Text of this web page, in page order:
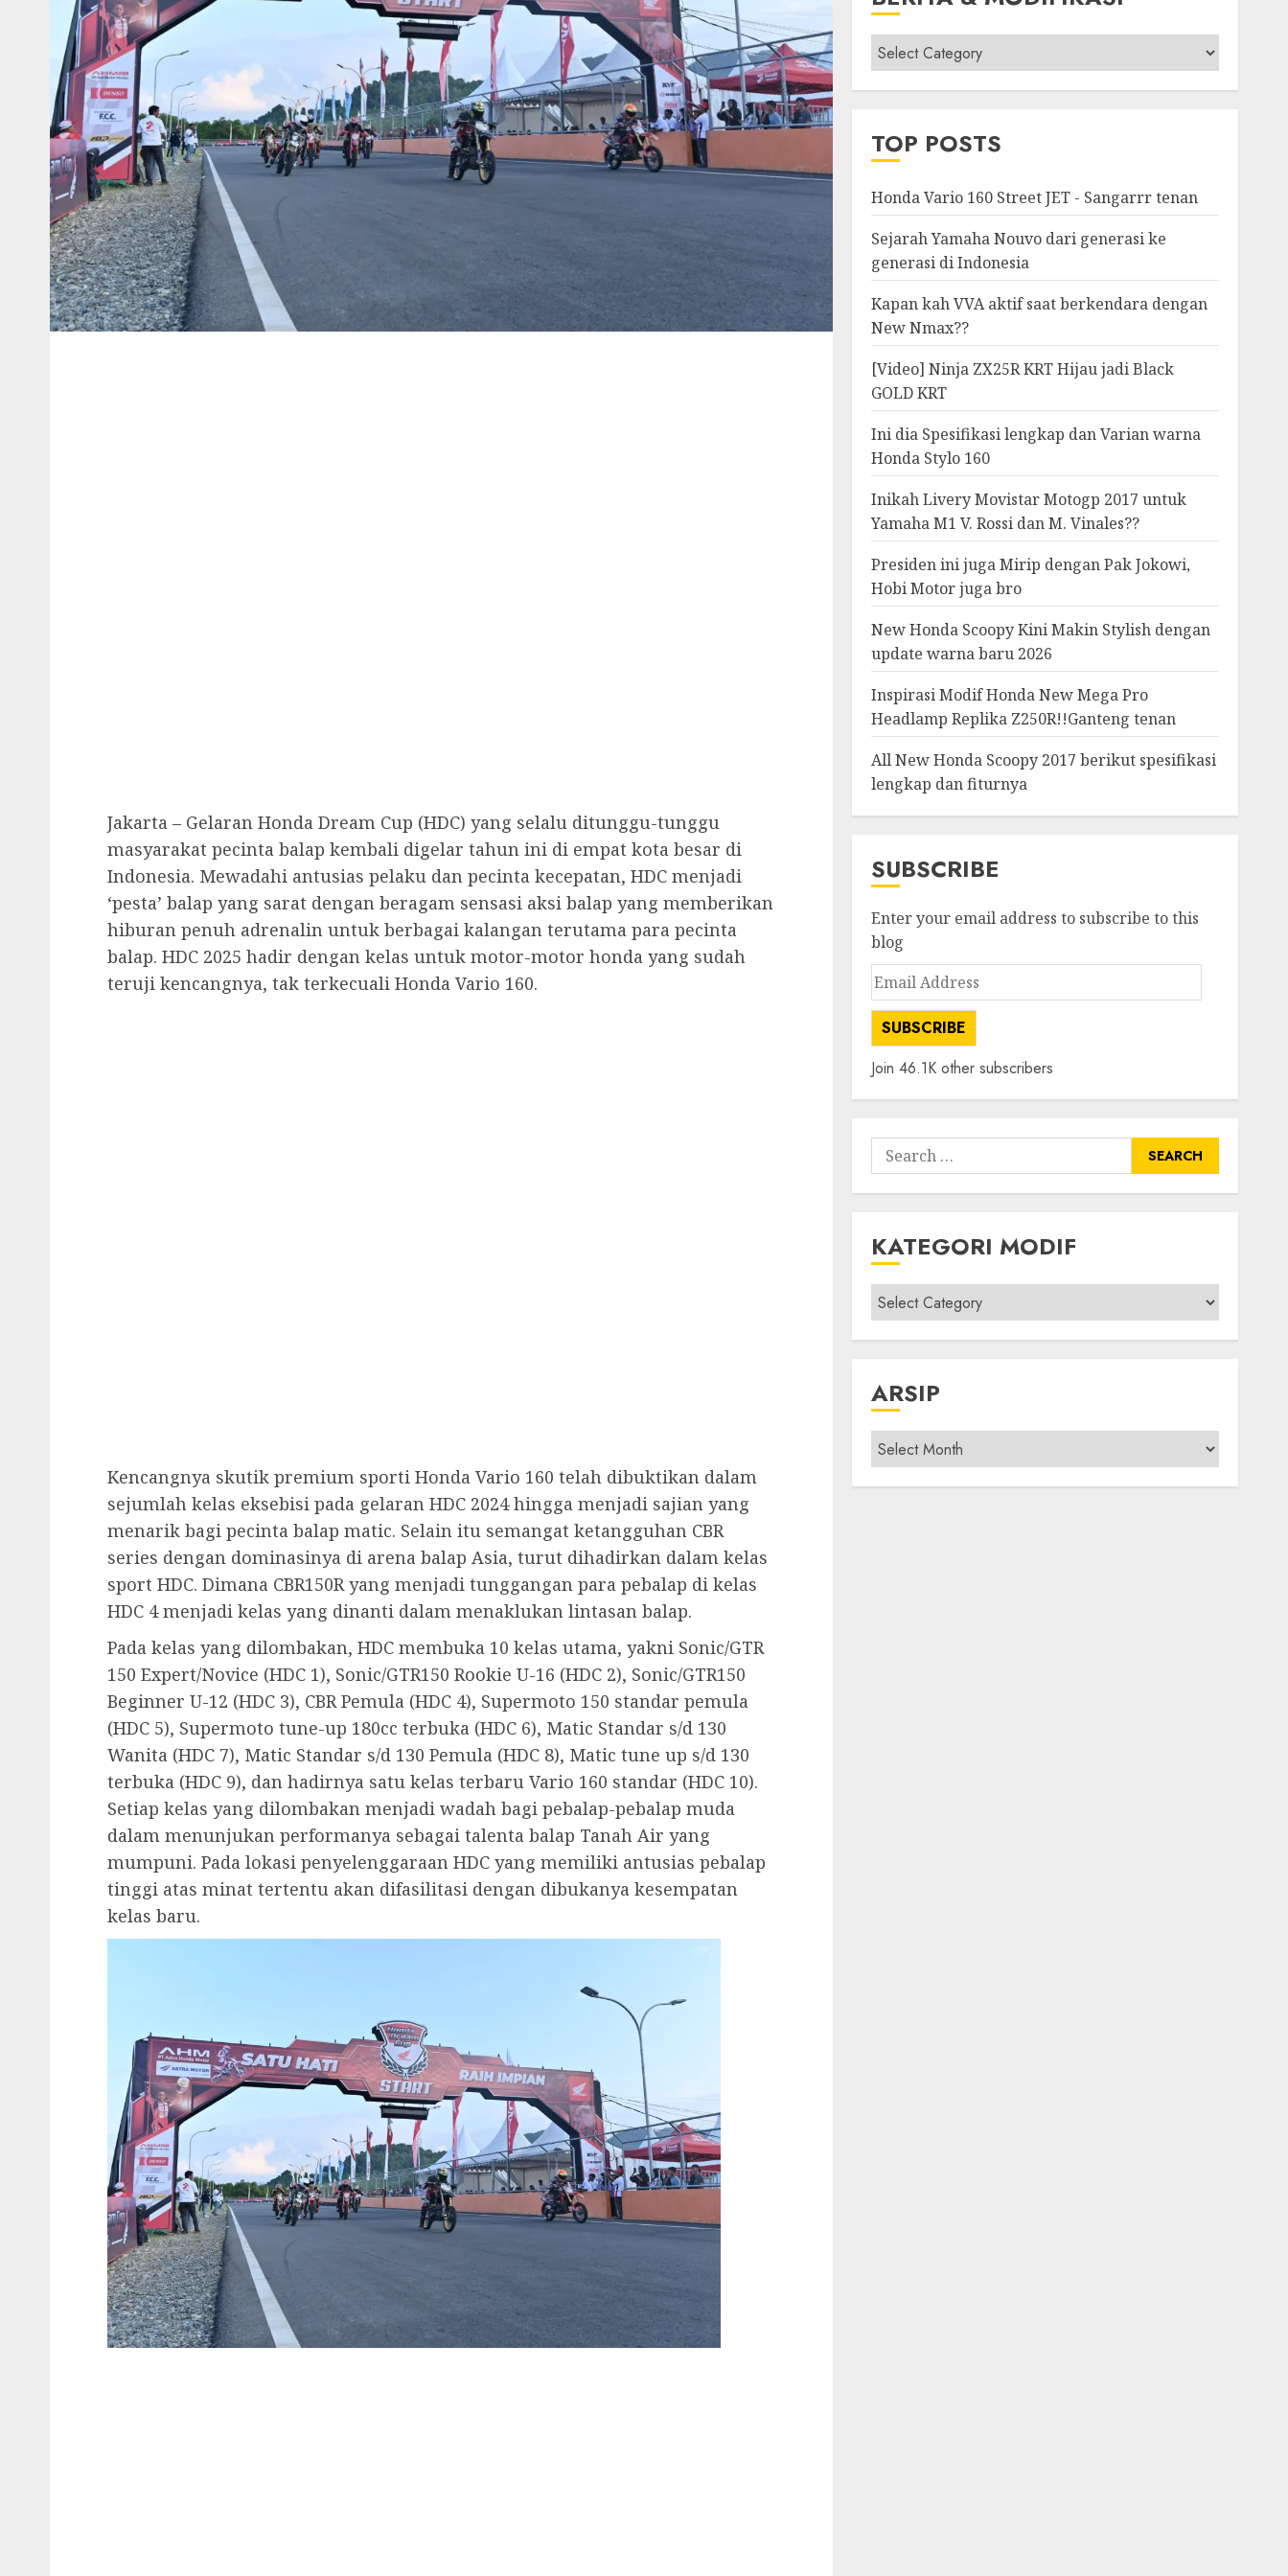
Jakarta – Gelaran Honda Dream Cup (HDC) yang selalu ditunggu-tunggu
masyarakat pecinta balap kembali digelar tahun ini di empat kota besar di
Indonesia. Mewadahi antusias pelaku dan pecinta kecepatan, HDC menjadi
‘pesta’ balap yang sarat dengan beragam sensasi aksi balap yang memberikan
hiburan penuh adrenalin untuk berbagai kalangan terutama para pecinta
balap. HDC 2025 hadir dengan kelas untuk motor-motor honda yang sudah
teruji kencangnya, tak terkecuali Honda Vario 160.
Kencangnya skutik premium sporti Honda Vario 160 telah dibuktikan dalam
sejumlah kelas eksebisi pada gelaran HDC 2024 hingga menjadi sajian yang
menarik bagi pecinta balap matic. Selain itu semangat ketangguhan CBR
series dengan dominasinya di arena balap Asia, turut dihadirkan dalam kelas
sport HDC. Dimana CBR150R yang menjadi tunggangan para pebalap di kelas
HDC 4 menjadi kelas yang dinanti dalam menaklukan lintasan balap.
Pada kelas yang dilombakan, HDC membuka 10 kelas utama, yakni Sonic/GTR
150 Expert/Novice (HDC 1), Sonic/GTR150 Rookie U-16 (HDC 2), Sonic/GTR150
Beginner U-12 (HDC 3), CBR Pemula (HDC 4), Supermoto 150 standar pemula
(HDC 5), Supermoto tune-up 180cc terbuka (HDC 6), Matic Standar s/d 130
Wanita (HDC 7), Matic Standar s/d 130 Pemula (HDC 8), Matic tune up s/d 130
terbuka (HDC 9), dan hadirnya satu kelas terbaru Vario 160 standar (HDC 10).
Setiap kelas yang dilombakan menjadi wadah bagi pebalap-pebalap muda
dalam menunjukan performanya sebagai talenta balap Tanah Air yang
mumpuni. Pada lokasi penyelenggaraan HDC yang memiliki antusias pebalap
tinggi atas minat tertentu akan difasilitasi dengan dibukanya kesempatan
kelas baru.
Berita
&
Modifikasi
TOP POSTS
Honda Vario 160 Street JET - Sangarrr tenan
Sejarah Yamaha Nouvo dari generasi ke
generasi di Indonesia
Kapan kah VVA aktif saat berkendara dengan
New Nmax??
[Video] Ninja ZX25R KRT Hijau jadi Black
GOLD KRT
Ini dia Spesifikasi lengkap dan Varian warna
Honda Stylo 160
Inikah Livery Movistar Motogp 2017 untuk
Yamaha M1 V. Rossi dan M. Vinales??
Presiden ini juga Mirip dengan Pak Jokowi,
Hobi Motor juga bro
New Honda Scoopy Kini Makin Stylish dengan
update warna baru 2026
Inspirasi Modif Honda New Mega Pro
Headlamp Replika Z250R!!Ganteng tenan
All New Honda Scoopy 2017 berikut spesifikasi
lengkap dan fiturnya
SUBSCRIBE
Enter your email address to subscribe to this
blog
Email
Address
SUBSCRIBE
Join 46.1K other subscribers
Search
for:
KATEGORI MODIF
Kategori
modif
ARSIP
Arsip